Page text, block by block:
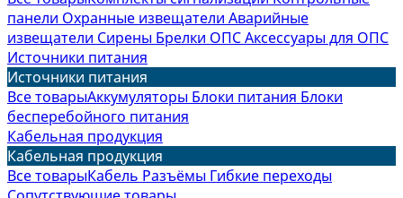
панели Охранные извещатели Аварийные
извещатели Сирены Брелки ОПСАксессуары для ОПС
Источники питания
Источники питания
Все товарыАккумуляторы Блоки питания Блоки
бесперебойного питания
Кабельная продукция
Кабельная продукция
Все товарыКабель Разъёмы Гибкие переходы